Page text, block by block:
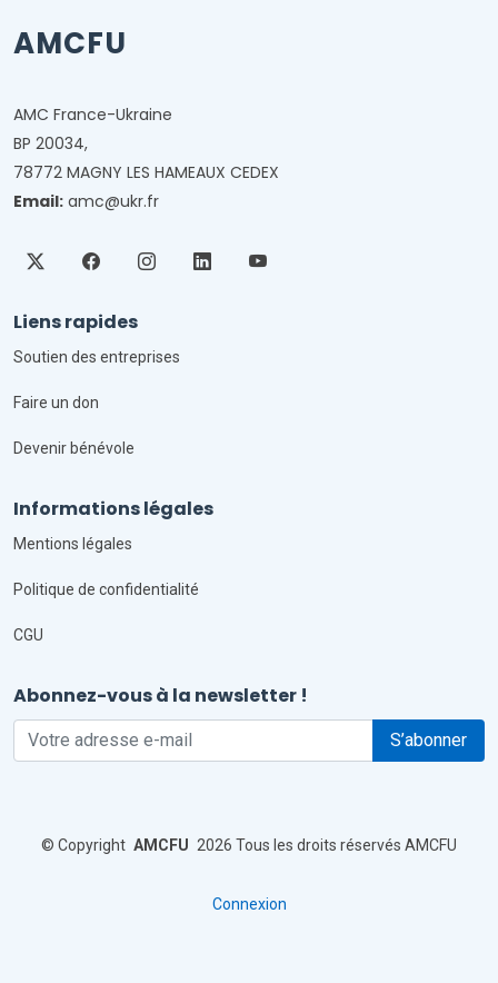
AMCFU
AMC France-Ukraine
BP 20034,
78772 MAGNY LES HAMEAUX CEDEX
Email: amc@ukr.fr
Liens rapides
Soutien des entreprises
Faire un don
Devenir bénévole
Informations légales
Mentions légales
Politique de confidentialité
CGU
Abonnez-vous à la newsletter !
S’abonner
© Copyright AMCFU 2026 Tous les droits réservés AMCFU
Connexion